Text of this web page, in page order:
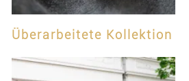
Überarbeitete Kollektion